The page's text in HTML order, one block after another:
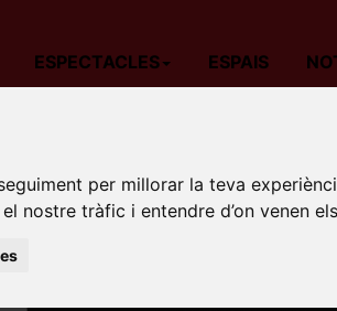
per millorar la teva
nostre tràfic i entendre d’on venen
ESPECTACLES ESPAIS